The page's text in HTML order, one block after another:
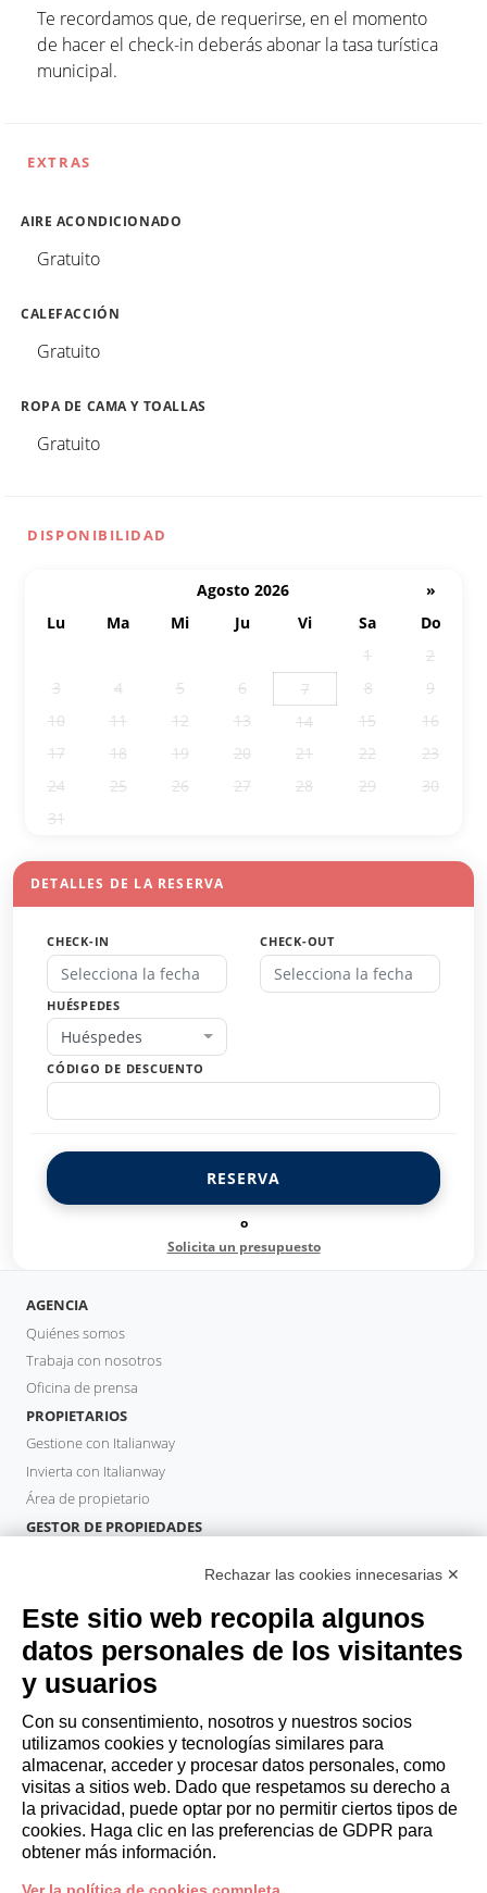
Te recordamos que, de requerirse, en el momento
de hacer el check-in deberás abonar la tasa turística
municipal.
EXTRAS
AIRE ACONDICIONADO
Gratuito
CALEFACCIÓN
Gratuito
ROPA DE CAMA Y TOALLAS
Gratuito
DISPONIBILIDAD
Agosto 2026
»
Lu
Ma Mi Ju Vi Sa
Do
1
2
3
4 5 6 7 8
9
10
11 12 13 14 15
16
17
18 19 20 21 22
23
24
25 26 27 28 29
30
31
DETALLES DE LA RESERVA
CHECK-IN CHECK-OUT
HUÉSPEDES
Huéspedes
CÓDIGO DE DESCUENTO
RESERVA
o
Solicita un presupuesto
AGENCIA
Quiénes somos
Trabaja con nosotros
Oficina de prensa
PROPIETARIOS
Gestione con Italianway
Invierta con Italianway
Área de propietario
GESTOR DE PROPIEDADES
HUÉSPEDES
Reserve una estancia
Estancias largas
Experiencias para los Huéspedes
Descuentos para husespedes
Convenios para empresas
booking@italianway.house
+390286882952
Rechazar las cookies innecesarias ✕
Este sitio web recopila algunos
datos personales de los visitantes
y usuarios
Con su consentimiento, nosotros y nuestros socios
utilizamos cookies y tecnologías similares para
almacenar, acceder y procesar datos personales, como
visitas a sitios web. Dado que respetamos su derecho a
la privacidad, puede optar por no permitir ciertos tipos de
cookies. Haga clic en las preferencias de GDPR para
obtener más información.